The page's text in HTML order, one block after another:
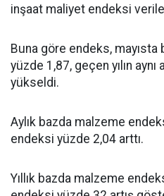
inşaat maliyet endeksi
Buna göre endeks, mayısta
yüzde 1,87, geçen yılın
yükseldi.
Aylık bazda malzeme
endeksi yüzde 2,04 arttı.
Yıllık bazda malzeme